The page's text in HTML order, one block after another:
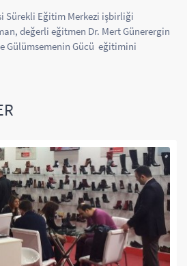
Sürekli Eğitim Merkezi işbirliği
değerli eğitmen Dr. Mert Günerergin
Gülümsemenin Gücü eğitimini